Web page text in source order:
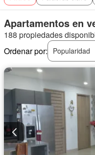
Apartamentos en
188 propiedades
Ordenar por:
Popularidad